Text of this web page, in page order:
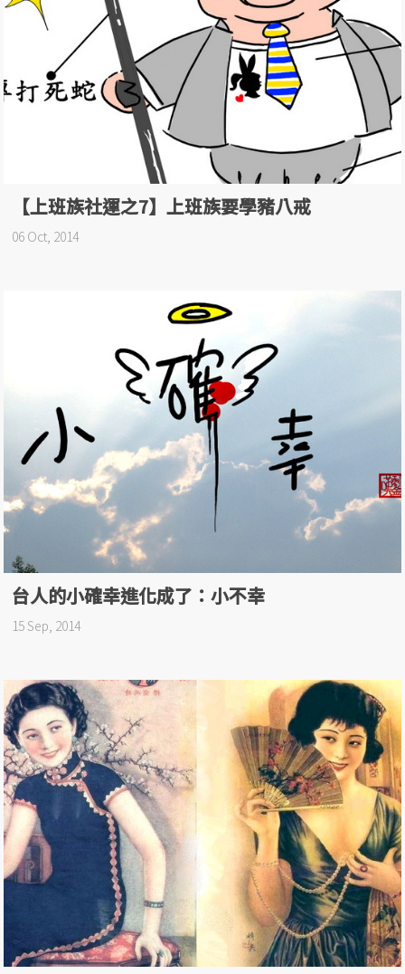
【上班族社運之7】上班族要學豬八戒
06 Oct, 2014
台人的小確幸進化成了：小不幸
15 Sep, 2014